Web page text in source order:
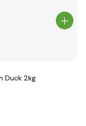
Duck 2kg